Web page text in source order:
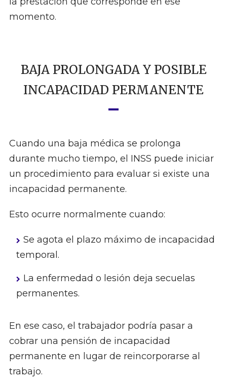
momento.
BAJA PROLONGADA Y POSIBLE
INCAPACIDAD PERMANENTE
Cuando una baja médica se prolonga
durante mucho tiempo, el INSS puede iniciar
un procedimiento para evaluar si existe una
incapacidad permanente.
Esto ocurre normalmente cuando:
Se agota el plazo máximo de incapacidad
temporal.
La enfermedad o lesión deja secuelas
permanentes.
En ese caso, el trabajador podría pasar a
cobrar una pensión de incapacidad
permanente en lugar de reincorporarse al
trabajo.